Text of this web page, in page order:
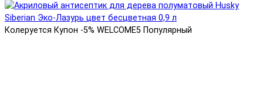
Колеруется Купон -5% WELCOME5 Популярный